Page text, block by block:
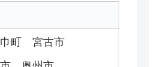
町
宮古市